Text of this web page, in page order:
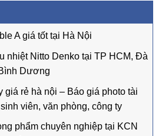
A giá tốt tại Hà Nội
nhiệt Nitto Denko tại TP HCM, Đà
Dương
giá rẻ hà nội – Báo giá photo tài
viên, văn phòng, công ty
phẩm chuyên nghiệp tại KCN